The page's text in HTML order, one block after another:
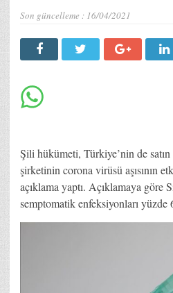
Son güncelleme : 16/04/2021
Şili hükümeti, Türkiye’nin de
şirketinin corona virüsü aşısının
açıklama yaptı. Açıklamaya göre
semptomatik enfeksiyonları yüzde